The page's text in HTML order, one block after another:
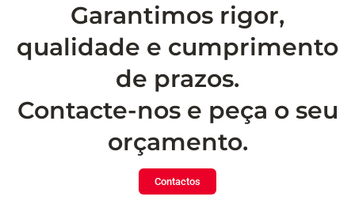
Garantimos rigor,
qualidade e cumprimento
de prazos.
Contacte-nos e peça o seu
orçamento.
Contactos